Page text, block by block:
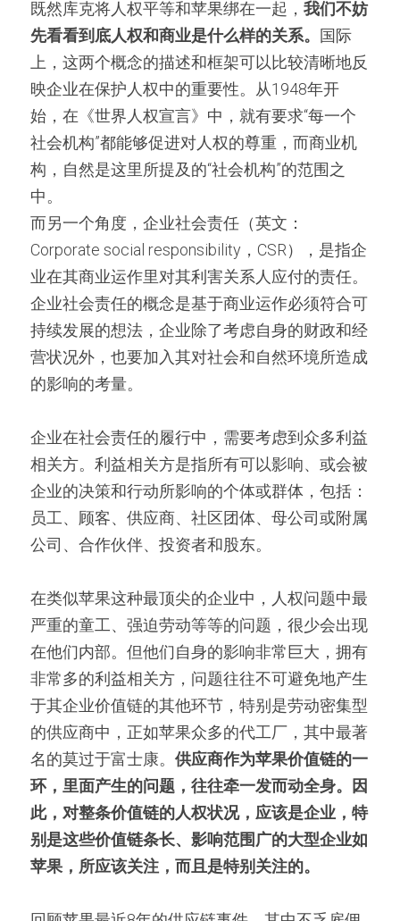
既然库克将人权平等和苹果绑在一起， 我们不妨
先看看到底人权和商业是什么样的关系。 国际
上，这两个概念的描述和框架可以比较清晰地反
映企业在保护人权中的重要性。从1948年开
始，在《世界人权宣言》中，就有要求“每一个
社会机构”都能够促进对人权的尊重，而商业机
构，自然是这里所提及的“社会机构”的范围之
中。
而另一个角度，企业社会责任（英文：
Corporate social responsibility，CSR），是指企
业在其商业运作里对其利害关系人应付的责任。
企业社会责任的概念是基于商业运作必须符合可
持续发展的想法，企业除了考虑自身的财政和经
营状况外，也要加入其对社会和自然环境所造成
的影响的考量。
企业在社会责任的履行中，需要考虑到众多利益
相关方。利益相关方是指所有可以影响、或会被
企业的决策和行动所影响的个体或群体，包括：
员工、顾客、供应商、社区团体、母公司或附属
公司、合作伙伴、投资者和股东。
在类似苹果这种最顶尖的企业中，人权问题中最
严重的童工、强迫劳动等等的问题，很少会出现
在他们内部。但他们自身的影响非常巨大，拥有
非常多的利益相关方，问题往往不可避免地产生
于其企业价值链的其他环节，特别是劳动密集型
的供应商中，正如苹果众多的代工厂，其中最著
名的莫过于富士康。 供应商作为苹果价值链的一
环，里面产生的问题，往往牵一发而动全身。因
此，对整条价值链的人权状况，应该是企业，特
别是这些价值链条长、影响范围广的大型企业如
苹果，所应该关注，而且是特别关注的。